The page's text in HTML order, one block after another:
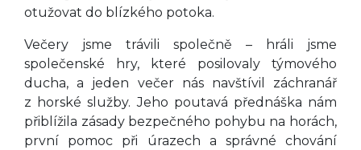
otužovat do blízkého potoka.
Večery jsme trávili společně – hráli jsme
společenské hry, které posilovaly týmového
ducha, a jeden večer nás navštívil záchranář
z horské služby. Jeho poutavá přednáška nám
přiblížila zásady bezpečného pohybu na horách,
první pomoc při úrazech a správné chování